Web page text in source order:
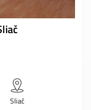
Sliač